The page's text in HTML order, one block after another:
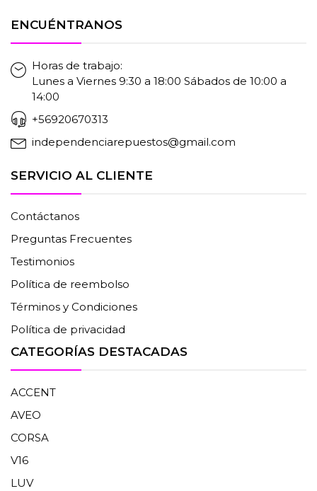
ENCUÉNTRANOS
Horas de trabajo:
Lunes a Viernes 9:30 a 18:00 Sábados de 10:00 a
14:00
+56920670313
independenciarepuestos@gmail.com
SERVICIO AL CLIENTE
Contáctanos
Preguntas Frecuentes
Testimonios
Política de reembolso
Términos y Condiciones
Política de privacidad
CATEGORÍAS DESTACADAS
ACCENT
AVEO
CORSA
V16
LUV